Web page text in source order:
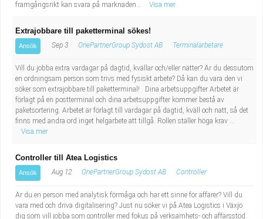
framgångsrikt kan svara på marknaden...
Visa mer
Extrajobbare till paketterminal sökes!
Ansök Sep 3 OnePartnerGroup Sydost AB Terminalarbetare
Vill du jobba extra vardagar på dagtid, kvällar och/eller nätter? Är du dessutom
en ordningsam person som trivs med fysiskt arbete? Då kan du vara den vi
söker som extrajobbare till paketterminal! Dina arbetsuppgifter Arbetet är
förlagt på en postterminal och dina arbetsuppgifter kommer bestå av
paketsortering. Arbetet är förlagt till vardagar på dagtid, kväll och natt, så det
finns med andra ord inget helgarbete att tillgå. Rollen ställer höga krav ...
Visa mer
Controller till Atea Logistics
Ansök Aug 12 OnePartnerGroup Sydost AB Controller
Är du en person med analytisk förmåga och har ett sinne för affärer? Vill du
vara med och driva digitalisering? Just nu söker vi på Atea Logistics i Växjö
dig som vill jobba som controller med fokus på verksamhets- och affärsstöd.